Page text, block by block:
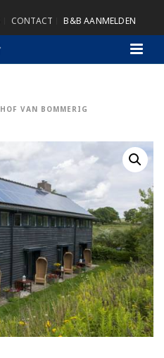
CONTACT B&B AANMELDEN
HOF VAN BOMMERIG